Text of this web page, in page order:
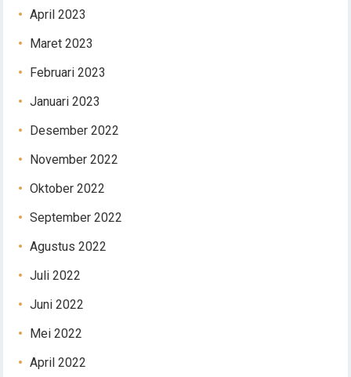
April 2023
Maret 2023
Februari 2023
Januari 2023
Desember 2022
November 2022
Oktober 2022
September 2022
Agustus 2022
Juli 2022
Juni 2022
Mei 2022
April 2022